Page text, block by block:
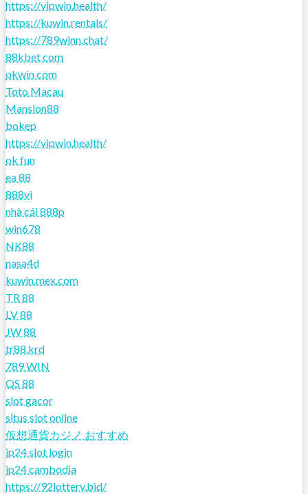
https://vipwin.health/
https://kuwin.rentals/
https://789winn.chat/
88kbet com
okwin com
Toto Macau
Mansion88
bokep
https://vipwin.health/
ok fun
ea 88
888vi
nhà cái 888p
win678
NK88
nasa4d
kuwin.mex.com
TR 88
LV 88
JW 88
tr88.krd
789 WIN
QS 88
slot gacor
situs slot online
仮想通貨カジノ おすすめ
jp24 slot login
jp24 cambodia
https://92lottery.bid/